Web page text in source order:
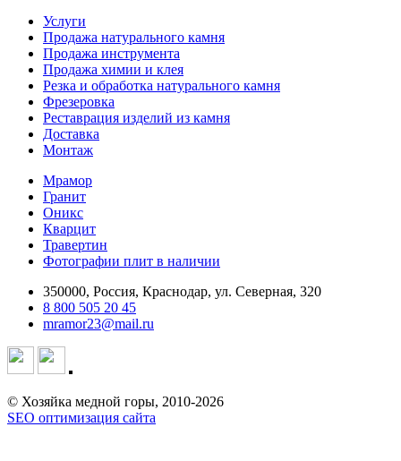
Услуги
Продажа натурального камня
Продажа инструмента
Продажа химии и клея
Резка и обработка натурального камня
Фрезеровка
Реставрация изделий из камня
Доставка
Монтаж
Мрамор
Гранит
Оникс
Кварцит
Травертин
Фотографии плит в наличии
350000, Россия, Краснодар, ул. Северная, 320
8 800 505 20 45
mramor23@mail.ru
© Хозяйка медной горы, 2010-2026
SEO оптимизация сайта